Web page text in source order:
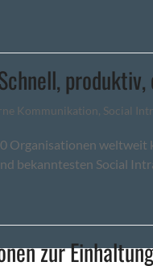
Kommunikation, Social
Organisationen
bekanntesten Social
zur